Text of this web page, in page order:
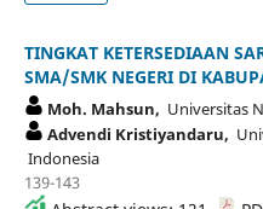
TINGKAT KETERSEDIAAN
SMA/SMK NEGERI DI
Moh. Mahsun, Universitas
Advendi Kristiyandaru,
Indonesia
139-143